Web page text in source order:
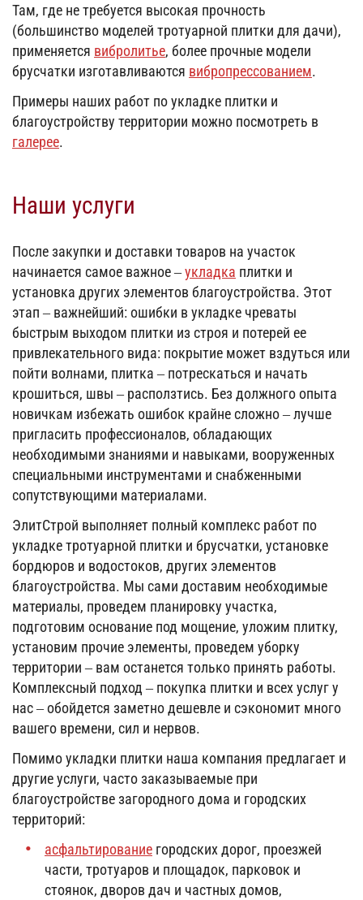
Там, где не требуется высокая прочность
(большинство моделей тротуарной плитки для дачи),
применяется вибролитье, более прочные модели
брусчатки изготавливаются вибропрессованием.
Примеры наших работ по укладке плитки и
благоустройству территории можно посмотреть в
галерее.
Наши услуги
После закупки и доставки товаров на участок
начинается самое важное –укладка плитки и
установка других элементов благоустройства. Этот
этап – важнейший: ошибки в укладке чреваты
быстрым выходом плитки из строя и потерей ее
привлекательного вида: покрытие может вздуться или
пойти волнами, плитка – потрескаться и начать
крошиться, швы – расползтись. Без должного опыта
новичкам избежать ошибок крайне сложно – лучше
пригласить профессионалов, обладающих
необходимыми знаниями и навыками, вооруженных
специальными инструментами и снабженными
сопутствующими материалами.
ЭлитСтрой выполняет полный комплекс работ по
укладке тротуарной плитки и брусчатки, установке
бордюров и водостоков, других элементов
благоустройства. Мы сами доставим необходимые
материалы, проведем планировку участка,
подготовим основание под мощение, уложим плитку,
установим прочие элементы, проведем уборку
территории – вам останется только принять работы.
Комплексный подход – покупка плитки и всех услуг у
нас – обойдется заметно дешевле и сэкономит много
вашего времени, сил и нервов.
Помимо укладки плитки наша компания предлагает и
другие услуги, часто заказываемые при
благоустройстве загородного дома и городских
территорий:
асфальтирование городских дорог, проезжей
части, тротуаров и площадок, парковок и
стоянок, дворов дач и частных домов,